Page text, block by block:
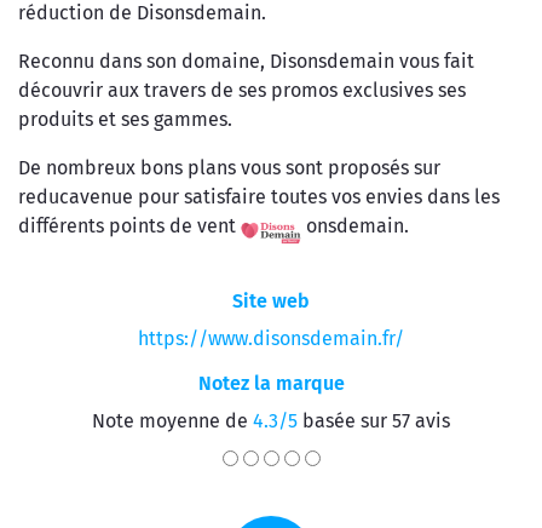
réduction de Disonsdemain.
Reconnu dans son domaine, Disonsdemain vous fait
découvrir aux travers de ses promos exclusives ses
produits et ses gammes.
De nombreux bons plans vous sont proposés sur
reducavenue pour satisfaire toutes vos envies dans les
différents points de vente de Disonsdemain.
Site web
https://www.disonsdemain.fr/
Notez la marque
Note moyenne de 4.3/5 basée sur 57 avis